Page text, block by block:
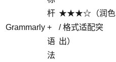
Grammarly
杆
+
语
法
★★★☆（润色
/ 格式适配突
出）